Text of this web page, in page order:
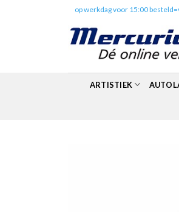
op werkdag voor 15:00
ARTISTIEK